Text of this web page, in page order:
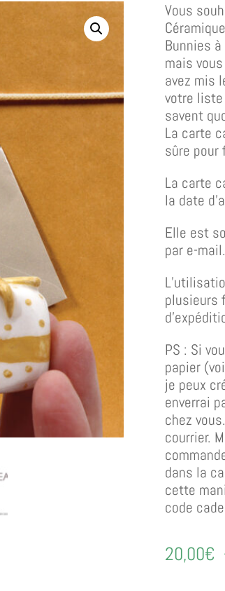
Vous
Bunnies
mais
avez mis
votre liste
savent
La carte
sûre pour
La carte
la date
Elle est
par e-mail.
plusieurs
PS : Si
papier
je peux
enverrai
chez
courrier.
dans la
cette
code
20,00€